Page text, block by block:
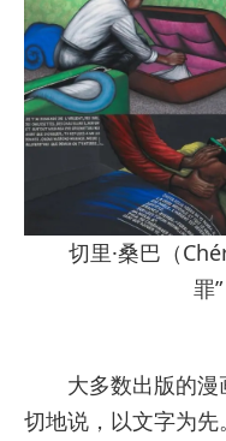
切里·桑巴（
罪
大多数出版的漫
切地说，以文字为